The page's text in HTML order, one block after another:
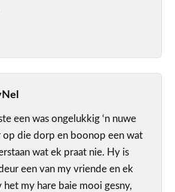
een was ongelukkig ‘n nuwe
op die dorp en boonop een wat
wat ek praat nie. Hy is
een van my vriende en ek
het my hare baie mooi gesny,